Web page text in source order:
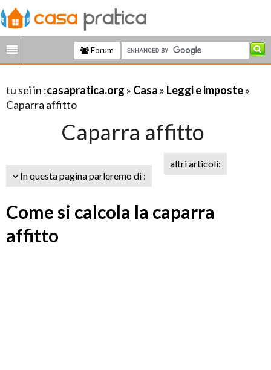
Forum
tu sei in :casapratica.org » Casa » Leggi e imposte»
Caparra affitto
Caparra affitto
In questa pagina parleremo di :
altri articoli:
Come si calcola la caparra
affitto